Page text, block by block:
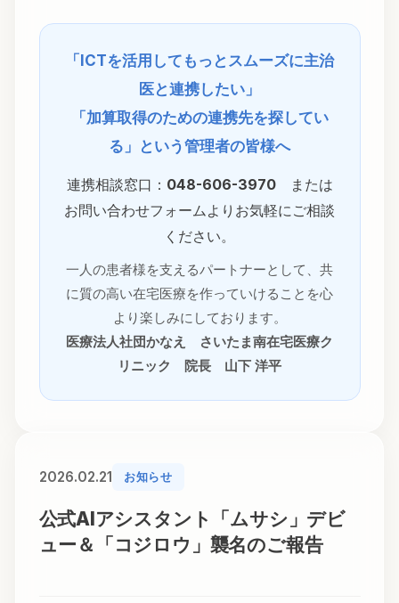
「ICTを活用してもっとスムーズに主治
医と連携したい」
「加算取得のための連携先を探してい
る」という管理者の皆様へ
連携相談窓口： 048-606-3970または
お問い合わせフォームよりお気軽にご相談
ください。
一人の患者様を支えるパートナーとして、共
に質の高い在宅医療を作っていけることを心
より楽しみにしております。
医療法人社団かなえ さいたま南在宅医療ク
リニック 院長 山下 洋平
2026.02.21 お知らせ
公式AIアシスタント「ムサシ」デビ
ュー＆「コジロウ」襲名のご報告